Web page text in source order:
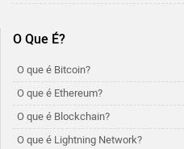
O Que É?
O que é Bitcoin?
O que é Ethereum?
O que é Blockchain?
O que é Lightning Network?